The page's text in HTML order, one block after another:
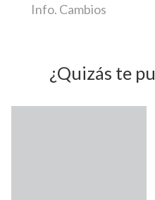
Info. Cambios
¿Quizás te